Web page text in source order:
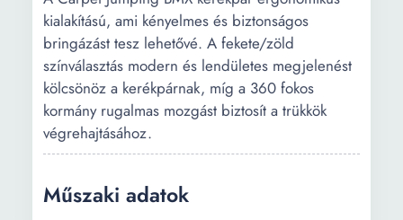
kialakítású, ami kényelmes és biztonságos
bringázást tesz lehetővé. A fekete/zöld
színválasztás modern és lendületes megjelenést
kölcsönöz a kerékpárnak, míg a 360 fokos
kormány rugalmas mozgást biztosít a trükkök
végrehajtásához.
Műszaki adatok